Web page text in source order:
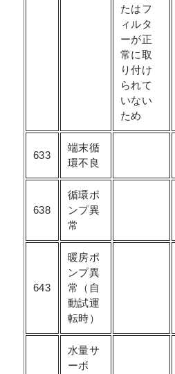
たはフ
ィルタ
ーが正
常に取
り付け
られて
いない
ため
633
端末循
環不良
638
循環ポ
ンプ異
常
643
暖房ポ
ンプ異
常（自
動試運
転時）
水量サ
ーボ